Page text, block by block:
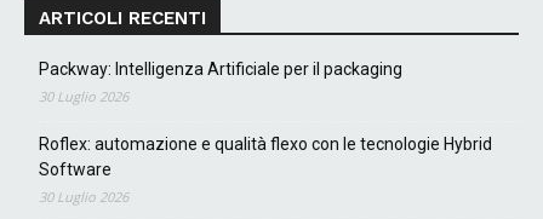
ARTICOLI RECENTI
Packway: Intelligenza Artificiale per il packaging
30 Luglio 2026
Roflex: automazione e qualità flexo con le tecnologie Hybrid
Software
30 Luglio 2026